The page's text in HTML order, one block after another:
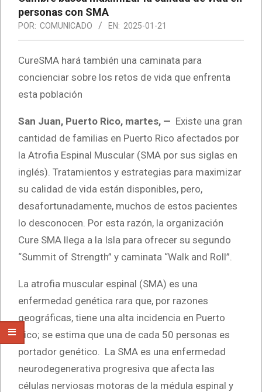
personas con SMA
POR: COMUNICADO EN: 2025-01-21
CureSMA hará también una caminata para
concienciar sobre los retos de vida que enfrenta
esta población
San Juan, Puerto Rico, martes, — Existe una gran
cantidad de familias en Puerto Rico afectados por
la Atrofia Espinal Muscular (SMA por sus siglas en
inglés). Tratamientos y estrategias para maximizar
su calidad de vida están disponibles, pero,
desafortunadamente, muchos de estos pacientes
lo desconocen. Por esta razón, la organización
Cure SMA llega a la Isla para ofrecer su segundo
“Summit of Strength” y caminata “Walk and Roll”.
La atrofia muscular espinal (SMA) es una
enfermedad genética rara que, por razones
geográficas, tiene una alta incidencia en Puerto
Rico; se estima que una de cada 50 personas es
portador genético. La SMA es una enfermedad
neurodegenerativa progresiva que afecta las
células nerviosas motoras de la médula espinal y